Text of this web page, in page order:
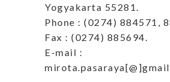
Yogyakarta 55281.
Phone : (0274) 884571,
Fax : (0274) 885694.
E-mail :